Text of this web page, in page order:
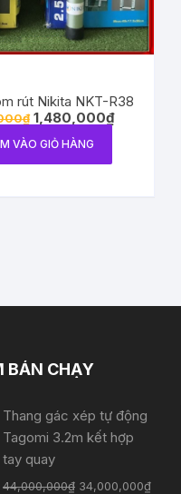
rút Nikita NKT-R38
₫ 1,480,000₫
VÀO GIỎ HÀNG
BÁN CHẠY
Thang gác xép tự động
Tagomi 3.2m kết hợp
tay quay
44,000,000₫ 34,000,000₫